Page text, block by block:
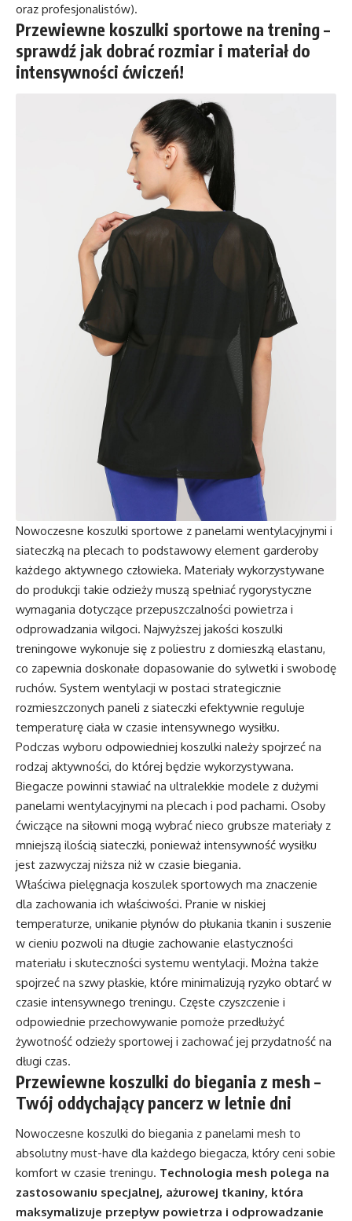
oraz profesjonalistów).
Przewiewne koszulki sportowe na trening –
sprawdź jak dobrać rozmiar i materiał do
intensywności ćwiczeń!
Nowoczesne koszulki sportowe z panelami wentylacyjnymi i
siateczką na plecach to podstawowy element garderoby
każdego aktywnego człowieka. Materiały wykorzystywane
do produkcji takie odzieży muszą spełniać rygorystyczne
wymagania dotyczące przepuszczalności powietrza i
odprowadzania wilgoci. Najwyższej jakości koszulki
treningowe wykonuje się z poliestru z domieszką elastanu,
co zapewnia doskonałe dopasowanie do sylwetki i swobodę
ruchów. System wentylacji w postaci strategicznie
rozmieszczonych paneli z siateczki efektywnie reguluje
temperaturę ciała w czasie intensywnego wysiłku.
Podczas wyboru odpowiedniej koszulki należy spojrzeć na
rodzaj aktywności, do której będzie wykorzystywana.
Biegacze powinni stawiać na ultralekkie modele z dużymi
panelami wentylacyjnymi na plecach i pod pachami. Osoby
ćwiczące na siłowni mogą wybrać nieco grubsze materiały z
mniejszą ilością siateczki, ponieważ intensywność wysiłku
jest zazwyczaj niższa niż w czasie biegania.
Właściwa pielęgnacja koszulek sportowych ma znaczenie
dla zachowania ich właściwości. Pranie w niskiej
temperaturze, unikanie płynów do płukania tkanin i suszenie
w cieniu pozwoli na długie zachowanie elastyczności
materiału i skuteczności systemu wentylacji. Można także
spojrzeć na szwy płaskie, które minimalizują ryzyko obtarć w
czasie intensywnego treningu. Częste czyszczenie i
odpowiednie przechowywanie pomoże przedłużyć
żywotność odzieży sportowej i zachować jej przydatność na
długi czas.
Przewiewne koszulki do biegania z mesh –
Twój oddychający pancerz w letnie dni
Nowoczesne koszulki do biegania z panelami mesh to
absolutny must-have dla każdego biegacza, który ceni sobie
komfort w czasie treningu. Technologia mesh polega na
zastosowaniu specjalnej, ażurowej tkaniny, która
maksymalizuje przepływ powietrza i odprowadzanie